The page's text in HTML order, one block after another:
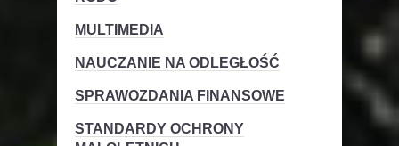
MULTIMEDIA
NAUCZANIE NA ODLEGŁOŚĆ
SPRAWOZDANIA FINANSOWE
STANDARDY OCHRONY